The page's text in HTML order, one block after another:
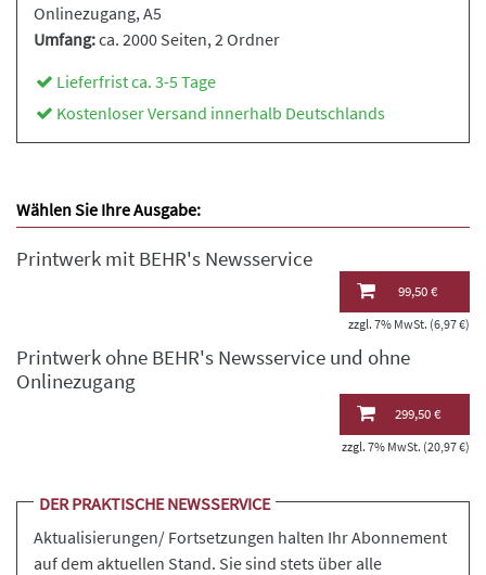
Onlinezugang, A5
Umfang:ca. 2000 Seiten, 2 Ordner
Lieferfrist ca. 3-5 Tage
Kostenloser Versand innerhalb Deutschlands
Wählen Sie Ihre Ausgabe:
Printwerk mit BEHR's Newsservice
99,50 €
zzgl. 7% MwSt. (6,97 €)
Printwerk ohne BEHR's Newsservice und ohne
Onlinezugang
299,50 €
zzgl. 7% MwSt. (20,97 €)
DER PRAKTISCHE NEWSSERVICE
Aktualisierungen/ Fortsetzungen halten Ihr Abonnement
auf dem aktuellen Stand. Sie sind stets über alle